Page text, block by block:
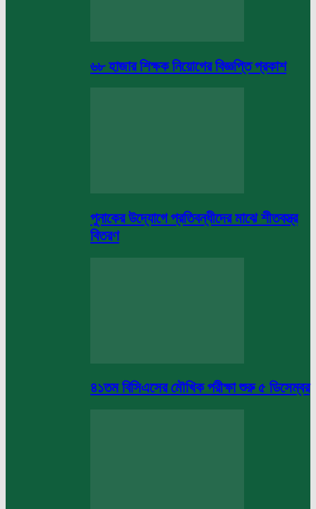
৬৮ হাজার শিক্ষক নিয়োগের বিজ্ঞপ্তি প্রকাশ
পুনাকের উদ্যোগে প্রতিবন্ধীদের মাঝে শীতবস্ত্র
বিতরণ
৪১তম বিসিএসের মৌখিক পরীক্ষা শুরু ৫ ডিসেম্বর